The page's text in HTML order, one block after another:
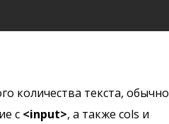
количества текста, обычно
с <input>, а также cols и